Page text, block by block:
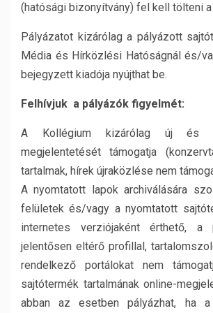
(hatósági bizonyítvány) fel kell tölteni
Pályázatot kizárólag a pályázott
Média és Hírközlési Hatóságnál és/
bejegyzett kiadója nyújthat be.
Felhívjuk a pályázók figyelmét:
A Kollégium kizárólag új és
megjelentetését támogatja
tartalmak, hírek újraközlése nem
A nyomtatott lapok archiválására
felületek és/vagy a nyomtatott
internetes verziójaként érthető, a
jelentősen eltérő profillal,
rendelkező portálokat nem
sajtótermék tartalmának online-
abban az esetben pályázhat, ha